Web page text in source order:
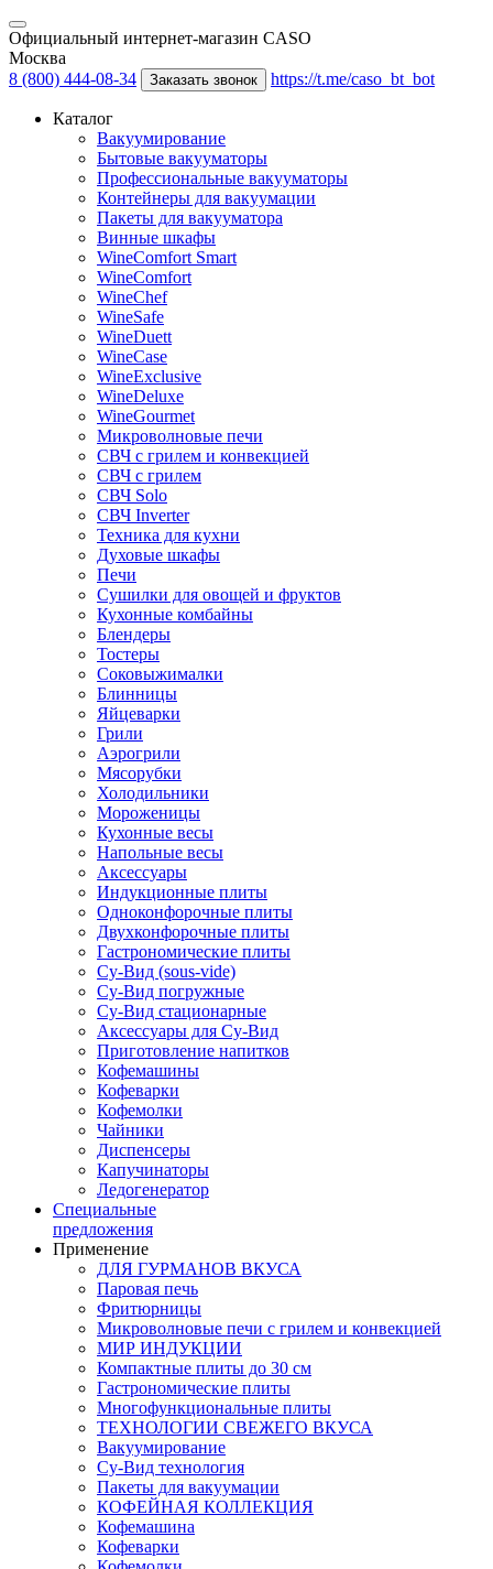
Официальный интернет-магазин CASO
Москва
8 (800) 444-08-34
Заказать звонок https://t.me/caso_bt_bot
Каталог
Вакуумирование
Бытовые вакууматоры
Профессиональные вакууматоры
Контейнеры для вакуумации
Пакеты для вакууматора
Винные шкафы
WineComfort Smart
WineComfort
WineChef
WineSafe
WineDuett
WineCase
WineExclusive
WineDeluxe
WineGourmet
Микроволновые печи
СВЧ с грилем и конвекцией
СВЧ с грилем
СВЧ Solo
СВЧ Inverter
Техника для кухни
Духовые шкафы
Печи
Сушилки для овощей и фруктов
Кухонные комбайны
Блендеры
Тостеры
Соковыжималки
Блинницы
Яйцеварки
Грили
Аэрогрили
Мясорубки
Холодильники
Мороженицы
Кухонные весы
Напольные весы
Аксессуары
Индукционные плиты
Одноконфорочные плиты
Двухконфорочные плиты
Гастрономические плиты
Су-Вид (sous-vide)
Су-Вид погружные
Су-Вид стационарные
Аксессуары для Су-Вид
Приготовление напитков
Кофемашины
Кофеварки
Кофемолки
Чайники
Диспенсеры
Капучинаторы
Ледогенератор
Специальные
предложения
Применение
ДЛЯ ГУРМАНОВ ВКУСА
Паровая печь
Фритюрницы
Микроволновые печи с грилем и конвекцией
МИР ИНДУКЦИИ
Компактные плиты до 30 см
Гастрономические плиты
Многофункциональные плиты
ТЕХНОЛОГИИ СВЕЖЕГО ВКУСА
Вакуумирование
Су-Вид технология
Пакеты для вакуумации
КОФЕЙНАЯ КОЛЛЕКЦИЯ
Кофемашина
Кофеварки